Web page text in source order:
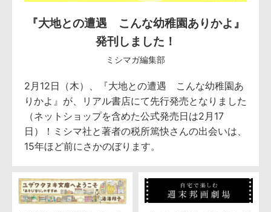
『大地との遭遇 こんな幼稚園ありかよ』
発刊しました！
ミシマガ編集部
2月12日（木）、『大地との遭遇 こんな幼稚園あ
りかよ』が、リアル書店にて先行発売となりました
（ネットショップを含めた公式発売日は2月17
日）！ミシマ社と著者の税所篤快さんの出会いは、
15年ほど前にさかのぼります。